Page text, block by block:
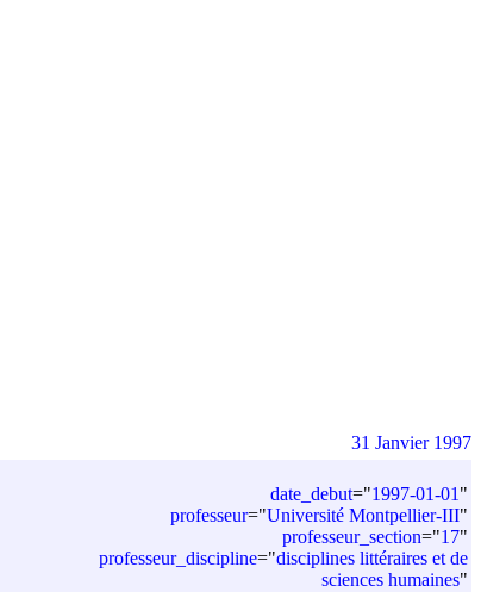
date_debut="1997-01-01 "
professeur="Université Montpellier-III"
professeur_section="17"
professeur_discipline="disciplines littéraires et de
sciences humaines"
31 Janvier 1997